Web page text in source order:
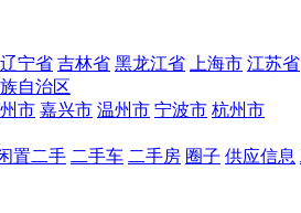
辽宁省 吉林省 黑龙江省 上海市 江苏省
自治区
市 嘉兴市 温州市 宁波市 杭州市
置二手 二手车 二手房 圈子 供应信息